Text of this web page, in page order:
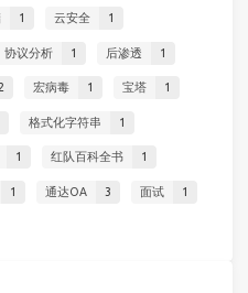
1 云安全 1
协议分析 1 后渗透 1
2 宏病毒 1 宝塔 1
格式化字符串 1
1 红队百科全书 1
1 通达OA 3 面试 1